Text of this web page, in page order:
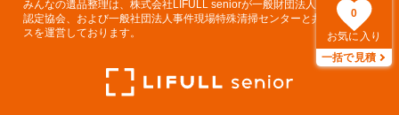
0
お気に入り
一括で見積
みんなの遺品整理は、株式会社LIFULL seniorが一般財団法人遺品整理士
認定協会、および一般社団法人事件現場特殊清掃センターと共同でサービ
スを運営しております。